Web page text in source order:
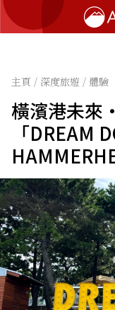
HOME
深度旅遊
美食尋味
流行文化
創新趨勢
在地故事
主頁 / 深度旅遊 / 體驗
橫濱港未來
「DREAM
HAMMERHE